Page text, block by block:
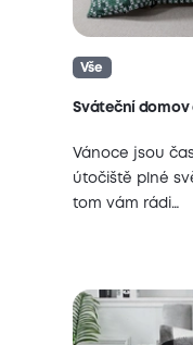
Vše
Sváteční
Vánoce jsou
útočiště plné
tom vám rádi…